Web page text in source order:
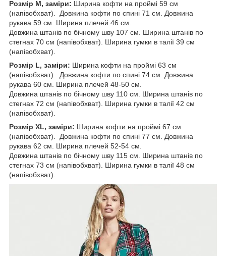
Розмір M, заміри: Ширина кофти на проймі 59 см
(напівобхват). Довжина кофти по спині 71 см. Довжина
рукава 59 см. Ширина плечей 46 см.
Довжина штанів по бічному шву 107 см. Ширина штанів по
стегнах 70 см (напівобхват). Ширина гумки в талії 39 см
(напівобхват).
Розмір L, заміри: Ширина кофти на проймі 63 см
(напівобхват). Довжина кофти по спині 74 см. Довжина
рукава 60 см. Ширина плечей 48-50 см.
Довжина штанів по бічному шву 110 см. Ширина штанів по
стегнах 72 см (напівобхват). Ширина гумки в талії 42 см
(напівобхват).
Розмір XL, заміри: Ширина кофти на проймі 67 см
(напівобхват). Довжина кофти по спині 77 см. Довжина
рукава 62 см. Ширина плечей 52-54 см.
Довжина штанів по бічному шву 115 см. Ширина штанів по
стегнах 73 см (напівобхват). Ширина гумки в талії 48 см
(напівобхват).